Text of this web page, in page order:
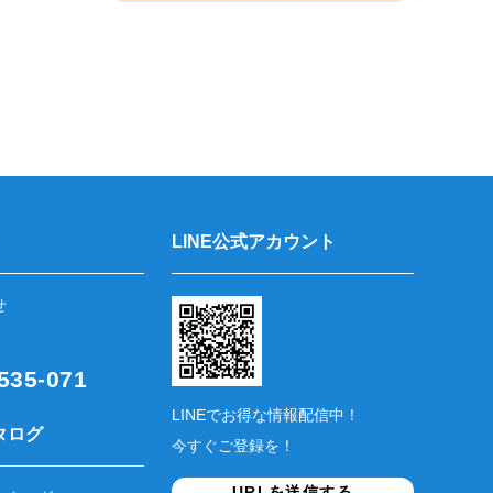
071
ログ
LINE公式アカウント
LINEでお得な情報配信中！
今すぐご登録を！